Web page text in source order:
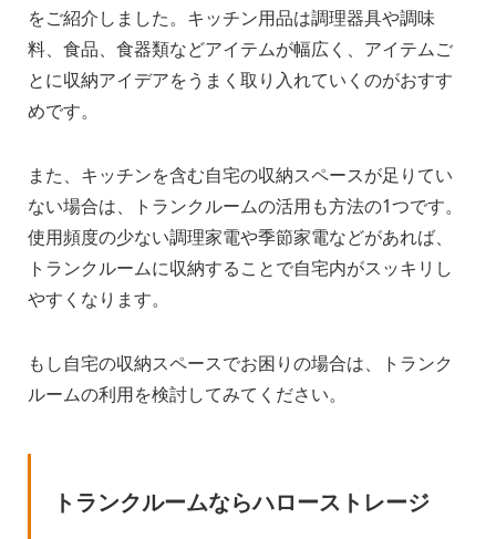
をご紹介しました。キッチン用品は調理器具や調味
料、食品、食器類などアイテムが幅広く、アイテムご
とに収納アイデアをうまく取り入れていくのがおすす
めです。
また、キッチンを含む自宅の収納スペースが足りてい
ない場合は、トランクルームの活用も方法の1つです。
使用頻度の少ない調理家電や季節家電などがあれば、
トランクルームに収納することで自宅内がスッキリし
やすくなります。
もし自宅の収納スペースでお困りの場合は、トランク
ルームの利用を検討してみてください。
トランクルームならハローストレージ